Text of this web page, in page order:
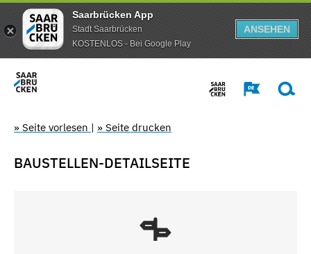
Saarbrücken App
Stadt Saarbrücken
KOSTENLOS - Bei Google Play
ANSEHEN
» Seite vorlesen | » Seite drucken
BAUSTELLEN-DETAILSEITE